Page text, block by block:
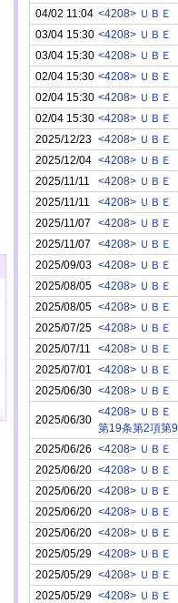
04/02 11:04 <4208> ＵＢＥ
03/04 15:30 <4208> ＵＢＥ
03/04 15:30 <4208> ＵＢＥ
02/04 15:30 <4208> ＵＢＥ
02/04 15:30 <4208> ＵＢＥ
02/04 15:30 <4208> ＵＢＥ
2025/12/23 <4208> ＵＢＥ
2025/12/04 <4208> ＵＢＥ
2025/11/11
<4208> ＵＢＥ
2025/11/11
<4208> ＵＢＥ
2025/11/07
<4208> ＵＢＥ
2025/11/07
<4208> ＵＢＥ
2025/09/03 <4208> ＵＢＥ
2025/08/05 <4208> ＵＢＥ
2025/08/05 <4208> ＵＢＥ
2025/07/25 <4208> ＵＢＥ
2025/07/11
<4208> ＵＢＥ
2025/07/01
<4208> ＵＢＥ
2025/06/30 <4208> ＵＢＥ
2025/06/30
<4208> ＵＢＥ
第19条第2項第
2025/06/26 <4208> ＵＢＥ
2025/06/20 <4208> ＵＢＥ
2025/06/20 <4208> ＵＢＥ
2025/06/20 <4208> ＵＢＥ
2025/06/20 <4208> ＵＢＥ
2025/05/29 <4208> ＵＢＥ
2025/05/29 <4208> ＵＢＥ
2025/05/29 <4208> ＵＢＥ